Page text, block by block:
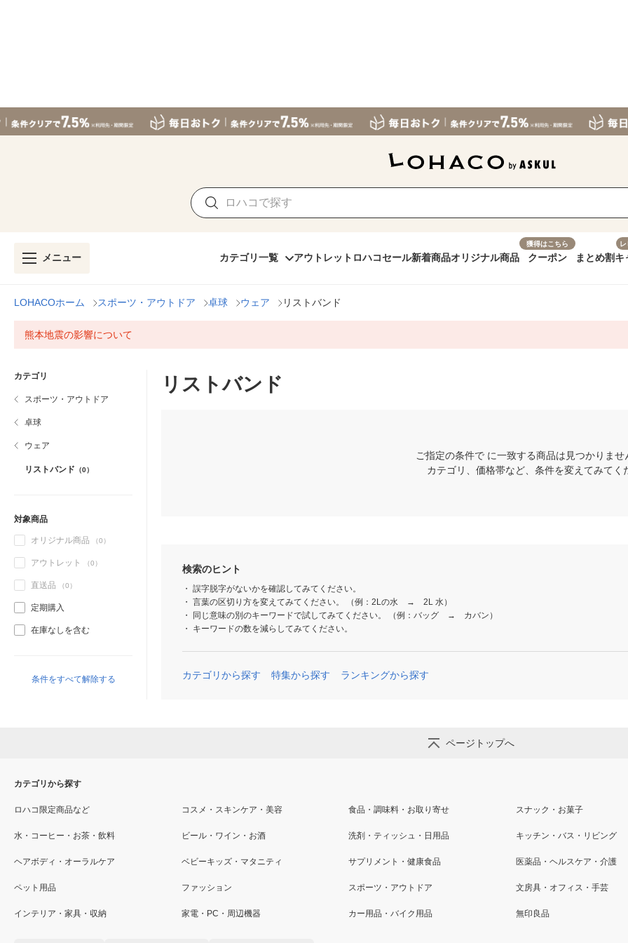
メニュー カテゴリ一覧 アウトレット ロハコセール新着商品オリジナル商品
獲得はこちら
クーポン まとめ割キ
LOHACOホーム スポーツ・アウトドア 卓球 ウェア リストバンド
熊本地震の影響について
カテゴリ
スポーツ・アウトドア
卓球
ウェア
リストバンド （0）
対象商品
オリジナル商品 （0）
アウトレット （0）
直送品 （0）
定期購入
在庫なしを含む
条件をすべて解除する
リストバンド
ご指定の条件で に一致する商品は見つかりませ
カテゴリ、価格帯など、条件を変えてみてく
検索のヒント
誤字脱字がないかを確認してみてください。
言葉の区切り方を変えてみてください。 （例：2Lの水 → 2L 水）
同じ意味の別のキーワードで試してみてください。 （例：バッグ → カバン）
キーワードの数を減らしてみてください。
カテゴリから探す 特集から探す ランキングから探す
ページトップへ
カテゴリから探す
ロハコ限定商品など コスメ・スキンケア・美容 食品・調味料・お取り寄せ スナック・お菓子
水・コーヒー・お茶・飲料 ビール・ワイン・お酒 洗剤・ティッシュ・日用品 キッチン・バス・リビング
ヘアボディ・オーラルケア ベビーキッズ・マタニティ サプリメント・健康食品 医薬品・ヘルスケア・介護
ペット用品 ファッション スポーツ・アウトドア 文房具・オフィス・手芸
インテリア・家具・収納 家電・PC・周辺機器 カー用品・バイク用品 無印良品